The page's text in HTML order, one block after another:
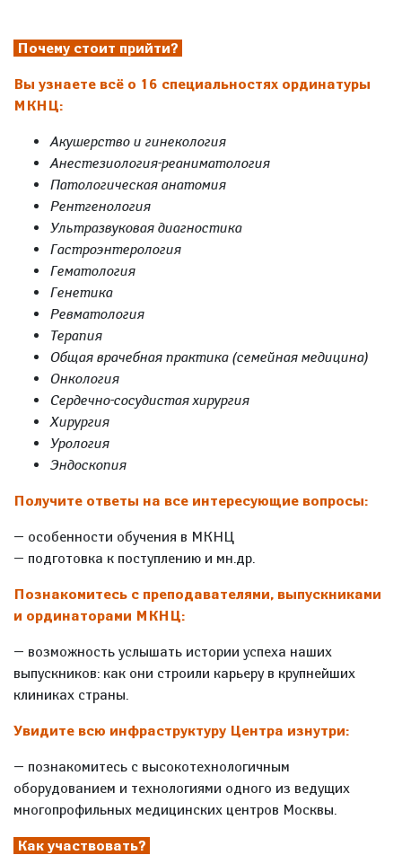
Почему стоит прийти?
Вы узнаете всё о 16 специальностях ординатуры
МКНЦ:
Акушерство и гинекология
Анестезиология-реаниматология
Патологическая анатомия
Рентгенология
Ультразвуковая диагностика
Гастроэнтерология
Гематология
Генетика
Ревматология
Терапия
Общая врачебная практика (семейная медицина)
Онкология
Сердечно-сосудистая хирургия
Хирургия
Урология
Эндоскопия
Получите ответы на все интересующие вопросы:
— особенности обучения в МКНЦ
— подготовка к поступлению и мн.др.
Познакомитесь с преподавателями, выпускниками
и ординаторами МКНЦ:
— возможность услышать истории успеха наших
выпускников: как они строили карьеру в крупнейших
клиниках страны.
Увидите всю инфраструктуру Центра изнутри:
— познакомитесь с высокотехнологичным
оборудованием и технологиями одного из ведущих
многопрофильных медицинских центров Москвы.
Как участвовать?